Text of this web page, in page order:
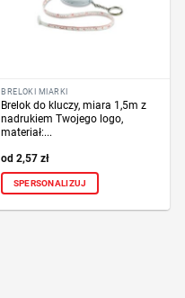
BRELOKI MIARKI
Brelok do kluczy, miara 1,5m z
nadrukiem Twojego logo,
materiał:...
2,57zł
SPERSONALIZUJ